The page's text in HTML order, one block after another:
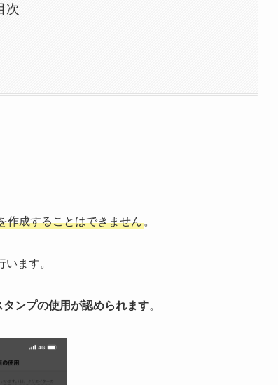
次
作成することはできません 。
ます。
ンプの使用が認められます。